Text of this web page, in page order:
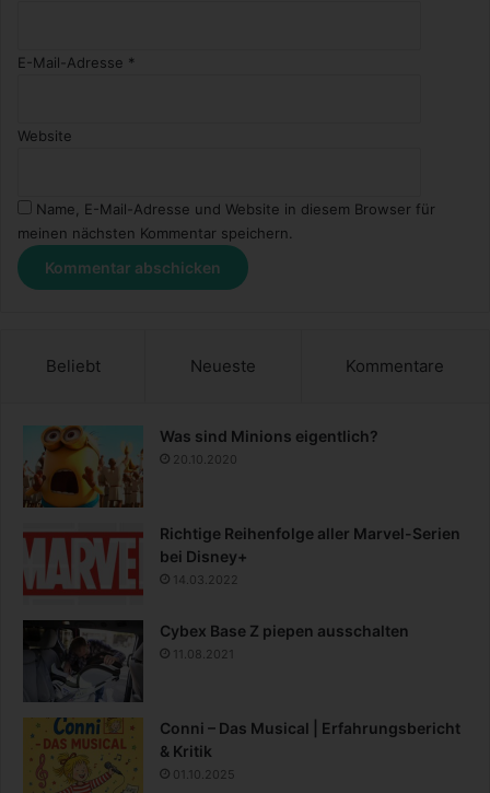
E-Mail-Adresse *
Website
Name, E-Mail-Adresse und Website in diesem Browser für
meinen nächsten Kommentar speichern.
Beliebt Neueste Kommentare
Was sind Minions eigentlich?
20.10.2020
Richtige Reihenfolge aller Marvel-Serien
bei Disney+
14.03.2022
Cybex Base Z piepen ausschalten
11.08.2021
Conni – Das Musical | Erfahrungsbericht
& Kritik
01.10.2025